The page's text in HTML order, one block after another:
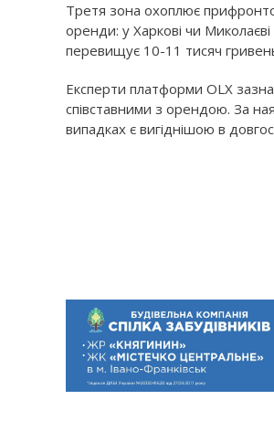
Третя зона охоплює
оренди: у Харкові чи
перевищує 10-11 тисяч
Експерти платформи OLX
співставними з орендою. За
випадках є вигіднішою в